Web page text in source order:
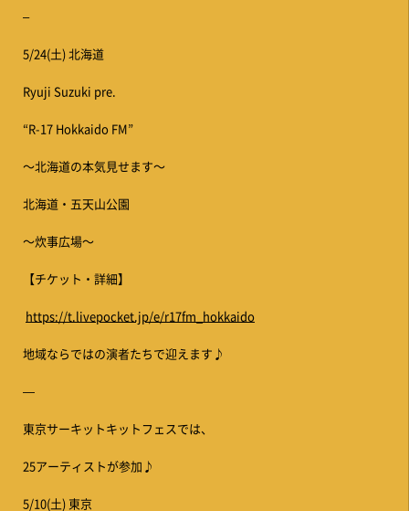
–
5/24(土) 北海道
Ryuji Suzuki pre.
“R-17 Hokkaido FM”
〜北海道の本気見せます〜
北海道・五天山公園
〜炊事広場〜
【チケット・詳細】
https://t.livepocket.jp/e/r17fm_hokkaido
地域ならではの演者たちで迎えます♪
—
東京サーキットキットフェスでは、
25アーティストが参加♪
5/10(土) 東京